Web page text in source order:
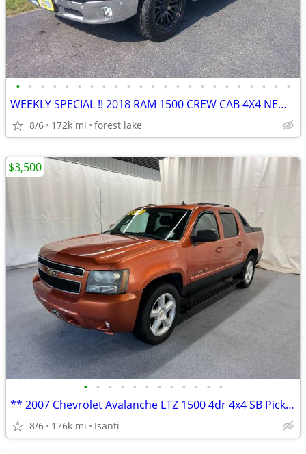
• • • • • • • • • • • • • • • • • • • • • • •
WEEKLY SPECIAL !! 2018 RAM 1500 CREW CAB 4X4 NEW TIRES SOUTHERN TRUCK
8/6 172k mi forest lake
• • • • • • • • • • • •
** 2007 Chevrolet Avalanche LTZ 1500 4dr 4x4 SB Pickup **
8/6 176k mi Isanti
$3,500